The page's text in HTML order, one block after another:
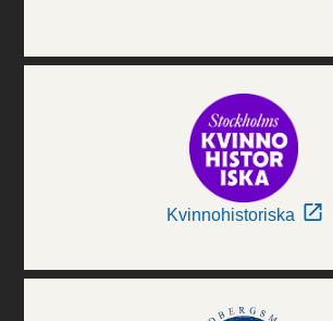
Kvinnohistoriska